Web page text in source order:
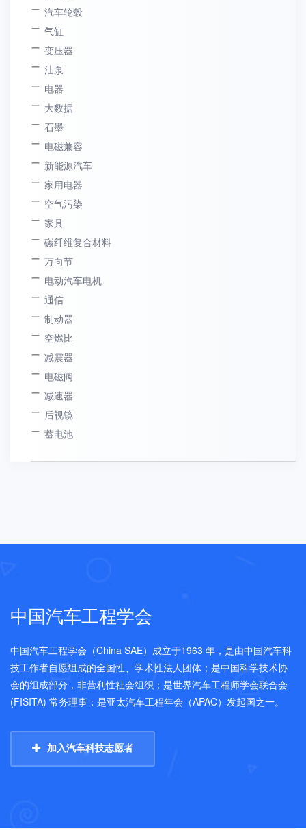
汽车轮毂
气缸
变压器
油泵
电器
大数据
石墨
电磁兼容
新能源汽车
家用电器
空气污染
家具
碳纤维复合材料
万向节
电动汽车电机
通信
制动器
空燃比
减震器
电磁阀
减速器
后视镜
蓄电池
中国汽车工程学会
中国汽车工程学会（China SAE）成立于1963 年，是由中国汽车科
技工作者自愿组成的全国性、学术性法人团体；是中国科学技术协
会的组成部分，非营利性社会组织；是世界汽车工程师学会联合会
(FISITA) 常务理事；是亚太汽车工程年会（APAC）发起国之一。
加入汽车科技志愿者